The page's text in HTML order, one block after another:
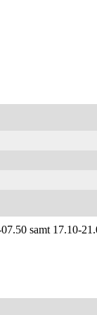
samt 17.10-